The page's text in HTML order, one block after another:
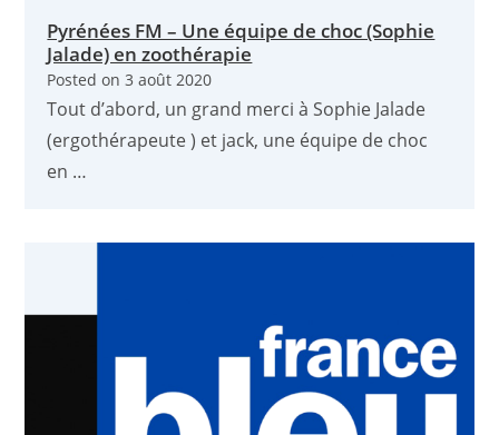
Pyrénées FM – Une équipe de choc (Sophie
Jalade) en zoothérapie
Posted on3 août 2020
Tout d’abord, un grand merci à Sophie Jalade
(ergothérapeute ) et jack, une équipe de choc
en …